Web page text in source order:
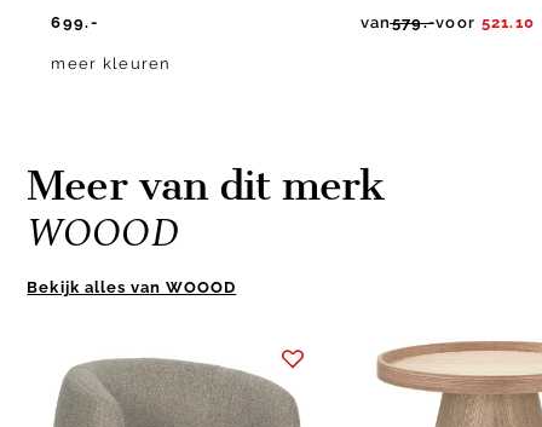
699.-
meer kleuren
van579.-voor 521.10
Meer van dit merk
WOOOD
Bekijk alles van WOOOD